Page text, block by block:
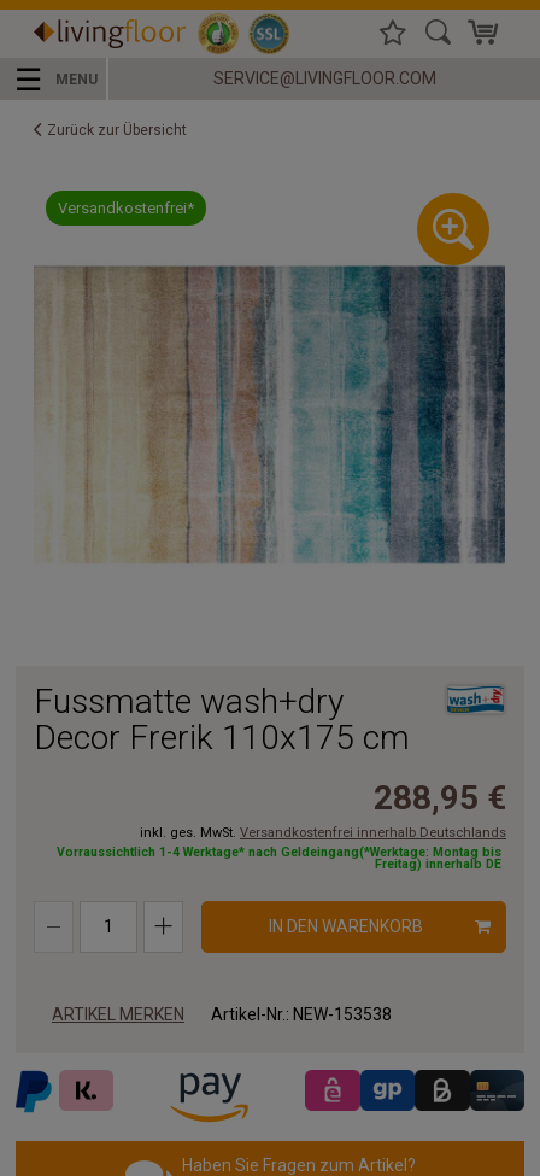
☰ MENU SERVICE@LIVINGFLOOR.COM
Zurück zur Übersicht
Versandkostenfrei*
Fussmatte wash+dry
Decor Frerik 110x175 cm
288,95 €
inkl. ges. MwSt. Versandkostenfrei innerhalb Deutschlands
Vorraussichtlich 1-4 Werktage* nach Geldeingang(*Werktage: Montag bis
Freitag) innerhalb DE
IN DEN WARENKORB
ARTIKEL MERKEN Artikel-Nr.: NEW-153538
Haben Sie Fragen zum Artikel?